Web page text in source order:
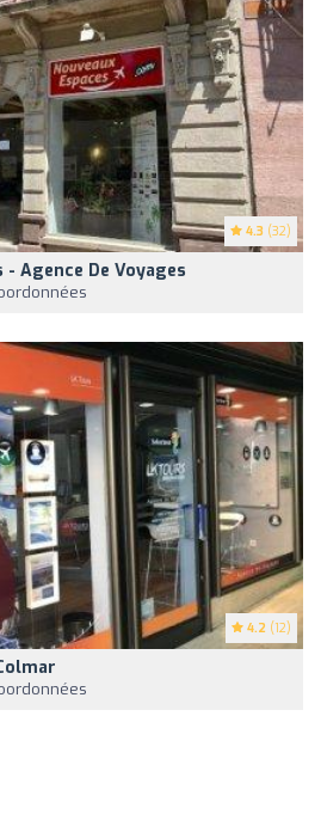
4.3 (32)
- Agence De Voyages
4.2 (12)